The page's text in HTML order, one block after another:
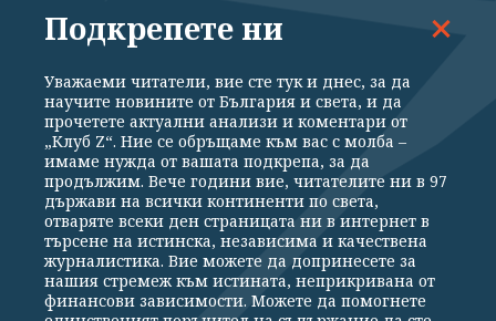
СПОРТ КУЛТУРА ТЕХНОЛОГИИ КАЛЕЙДОСКОП
Общи условия
Политика за поверителност
Реклама
Партньори Контакти
За Клуб Z
Екип
Подкрепете ни
Подкрепете ни
Уважаеми читатели, вие сте тук и днес, за да
научите новините от България и света, и да
прочетете актуални анализи и коментари от
„Клуб Z“. Ние се обръщаме към вас с молба –
имаме нужда от вашата подкрепа, за да
продължим. Вече години вие, читателите ни в 97
държави на всички континенти по света,
отваряте всеки ден страницата ни в интернет в
търсене на истинска, независима и качествена
журналистика. Вие можете да допринесете за
нашия стремеж към истината, неприкривана от
финансови зависимости. Можете да помогнете